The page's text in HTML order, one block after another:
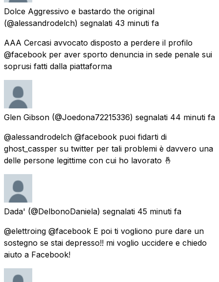
Dolce Aggressivo e bastardo the original
(@alessandrodelch) segnalati 43 minuti fa
AAA Cercasi avvocato disposto a perdere il profilo
@facebook per aver sporto denuncia in sede penale sui
soprusi fatti dalla piattaforma
Glen Gibson (@Joedona72215336) segnalati 44 minuti fa
@alessandrodelch @facebook puoi fidarti di
ghost_cassper su twitter per tali problemi è davvero una
delle persone legittime con cui ho lavorato 🤞
Dada' (@DelbonoDaniela) segnalati 45 minuti fa
@elettroing @facebook E poi ti vogliono pure dare un
sostegno se stai depresso!! mi voglio uccidere e chiedo
aiuto a Facebook!